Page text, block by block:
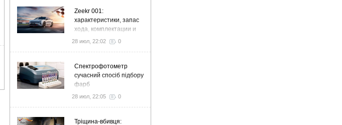
Zeekr 001:
характеристики, запас
хода, комплектации и
особенности
28 июл, 22:02 0
Спектрофотометр
сучасний спосіб підбору
фарб
28 июл, 22:05 0
Тріщина-вбивця: